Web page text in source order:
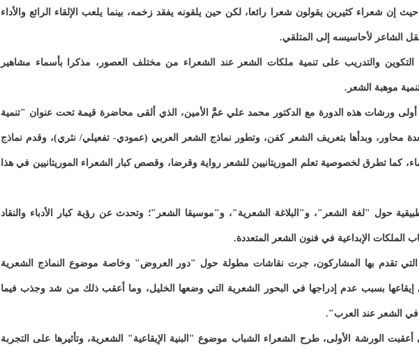
إن شعراء كثيرين يقولون شعرا رائعا، لكن حين يلقونه يفقد زخمه، بينما يلعب الإلقاء الرائع والأداء
الشاعر لأحاسيسه إلى المتلقي.
والتدريب على تنمية ملكات الشعر عند الشعراء من مختلف العصور، مذكرا بأسماء مشاهير
موهبة الشعر.
ورشات هذه الدورة مع الدكتور محمد علي عمَّ الأمين، الذي ألقى محاضرة قيمة تحت عنوان "تنمية
محاور، وبدأها بتعريف الشعر كفن، وتطور نماذج الشعر العربي (عمودي- تفعيلي/ نثري)، وقدم نماذج
كما تطرق لخصوصية تعلم الموريتانيين للشعر رواية وقرضا، وقصص كبار الشعراء الموريتانيين في هذا
حول "لغة الشعر"، و"البلاغة الشعرية"، و"موسيقا الشعر"؛ وتحدث عن رؤية كبار الأدباء والنقاد
الملكات الإبداعية في فنون الشعر المتعددة.
التي تقدم بها المشاركون، جرت نقاشات مطولة حول "دور العروض" وخاصة موضوع النماذج الشعرية
إيقاعها بسبب عدم إدراجها في البحور الشعرية التي وضعها الخليل، وما أعقب ذلك من شد وجذب فيما
الشعر عند العرب".
الورشة الأولى، طرح الشعراء الشباب موضوع "البنية الإيقاعية" الشعرية، وتأثيرها على التجربة